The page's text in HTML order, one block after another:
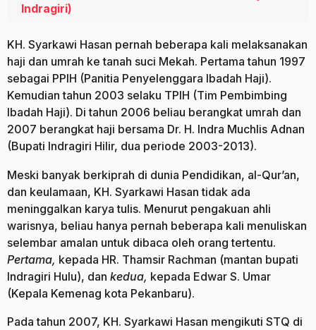
Indragiri)
KH. Syarkawi Hasan pernah beberapa kali melaksanakan
haji dan umrah ke tanah suci Mekah. Pertama tahun 1997
sebagai PPIH (Panitia Penyelenggara Ibadah Haji).
Kemudian tahun 2003 selaku TPIH (Tim Pembimbing
Ibadah Haji). Di tahun 2006 beliau berangkat umrah dan
2007 berangkat haji bersama Dr. H. Indra Muchlis Adnan
(Bupati Indragiri Hilir, dua periode 2003-2013).
Meski banyak berkiprah di dunia Pendidikan, al-Qur’an,
dan keulamaan, KH. Syarkawi Hasan tidak ada
meninggalkan karya tulis. Menurut pengakuan ahli
warisnya, beliau hanya pernah beberapa kali menuliskan
selembar amalan untuk dibaca oleh orang tertentu.
Pertama, kepada HR. Thamsir Rachman (mantan bupati
Indragiri Hulu), dan kedua, kepada Edwar S. Umar
(Kepala Kemenag kota Pekanbaru).
Pada tahun 2007, KH. Syarkawi Hasan mengikuti STQ di